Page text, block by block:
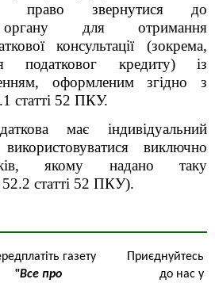
право звернутися до
органу для отримання
консультації (зокрема,
податковог кредиту) із
оформленим згідно з
статті 52 ПКУ.
має індивідуальний
виключно
якому надано таку
52.2 статті 52 ПКУ).
газету
"Все про
Приєднуйтесь
до нас у